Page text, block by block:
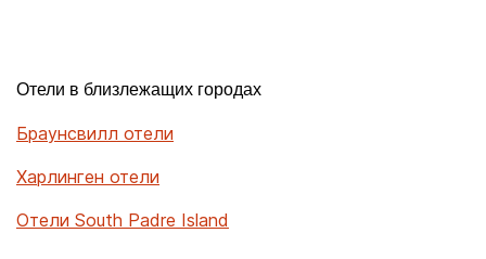
Отели в близлежащих городах
Браунсвилл отели
Харлинген отели
Отели South Padre Island